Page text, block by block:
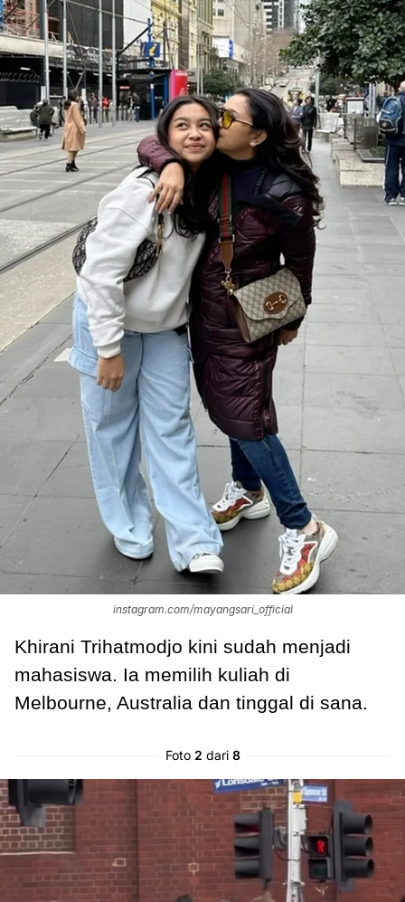
instagram.com/mayangsari_official
Khirani Trihatmodjo kini sudah menjadi
mahasiswa. Ia memilih kuliah di
Melbourne, Australia dan tinggal di sana.
Foto 2 dari 8